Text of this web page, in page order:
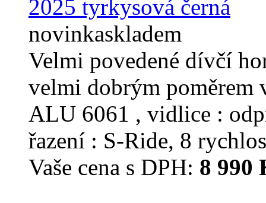
novinkaskladem
Velmi povedené dívčí
velmi dobrým poměrem
ALU 6061 , vidlice :
řazení : S-Ride, 8
Vaše cena s DPH: 8 990